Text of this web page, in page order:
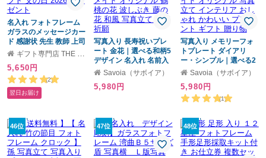
名入れ フォトフレーム
ガラスのメッセージカー
ド 感謝状 先生 教師 上司
同僚 両親 父親 母親 手紙
ーダーメイド メッセー
ジ刻印 名前刻印 名前入
り 結婚 退職 卒業 卒業記
念品 転勤 部活 職場 50代
贈り物 プレゼント 無料
ラッピング 無料メッセ
ージカード 最短 ギフト
父の日 2026 プレゼント
ギフト専門店 THE WOW
5,650円
(2)
翌日お届け
写真入り 長寿祝いプレ
ート 金花｜選べる和柄5
デザイン 名入れ 名前入
り メッセージ入り アク
暦 古希 喜寿 傘寿 米寿
銀婚式 賀寿祝い 記念品
感謝状 おじいちゃん お
ばあちゃん 父 母 祖父 祖
母 両親 プレゼント ギフ
ト 贈り物 オーダーメイ
Savoia（サボイア）
5,980円
写真入り メモリーフォ
トプレート ダイアリ
ー・シンプル｜選べる2
デザイン 写真2枚 名入れ
ージ入り アクリル フォ
トフレーム カップル 夫
誕生日 交際記念日 結婚
記念日 一年記念日 卒業
祝い 結婚祝い ウェディ
ング ウェルカムボード
思い出 記念品 オーダー
Savoia（サボイア）
5,980円
(1)
46位 47位 48位